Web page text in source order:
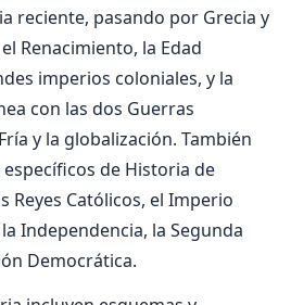
reciente, pasando por Grecia y
Renacimiento, la Edad
imperios coloniales, y la
con las dos Guerras
y la globalización. También
de Historia de
Reyes Católicos, el Imperio
Independencia, la Segunda
Democrática.